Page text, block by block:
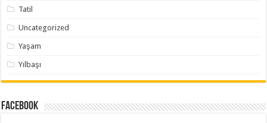
Tatil
Uncategorized
Yaşam
Yılbaşı
Facebook